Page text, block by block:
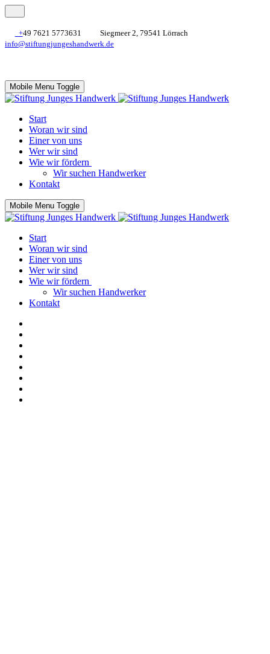
+49 7621 5773631
Siegmeer 2, 79541 Lörrach
info@stiftungjungeshandwerk.de
Mobile Menu Toggle
Start
Woran wir sind
Einer von uns
Wer wir sind
Wie wir fördern
Wir suchen Handwerker
Kontakt
Mobile Menu Toggle
Start
Woran wir sind
Einer von uns
Wer wir sind
Wie wir fördern
Wir suchen Handwerker
Kontakt